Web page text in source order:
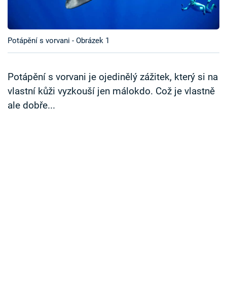
Sledujte prima+
Sledujte nás
Potápění s vorvani - Obrázek 1
Potápění s vorvani je ojedinělý zážitek, který si na
vlastní kůži vyzkouší jen málokdo. Což je vlastně
ale dobře...